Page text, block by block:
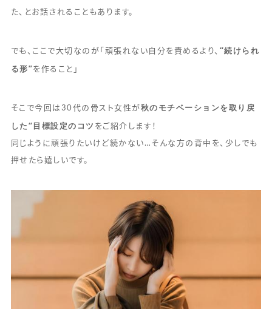
た、とお話されることもあります。
でも、ここで大切なのが「頑張れない自分を責めるより、 “続けられ
る形”を作ること」
そこで今回は30代の骨スト女性が秋のモチベーションを取り戻
した“目標設定のコツ をご紹介します！
同じように頑張りたいけど続かない…そんな方の背中を、少しでも
押せたら嬉しいです。